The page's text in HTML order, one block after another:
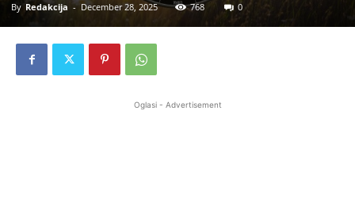
By Redakcija - December 28, 2025 768 0
Oglasi - Advertisement